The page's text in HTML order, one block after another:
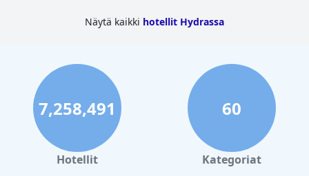
Näytä kaikki hotellit Hydrassa
7,258,491
Hotellit
60
Kategoriat